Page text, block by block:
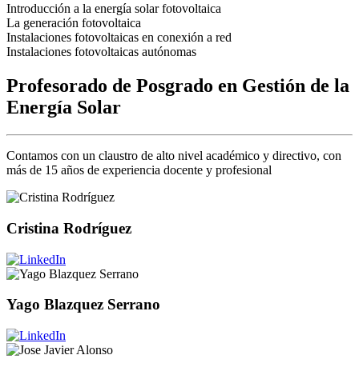
Introducción a la energía solar fotovoltaica
La generación fotovoltaica
Instalaciones fotovoltaicas en conexión a red
Instalaciones fotovoltaicas autónomas
Profesorado de Posgrado en Gestión de la
Energía Solar
Contamos con un claustro de alto nivel académico y directivo, con
más de 15 años de experiencia docente y profesional
Cristina Rodríguez
Yago Blazquez Serrano